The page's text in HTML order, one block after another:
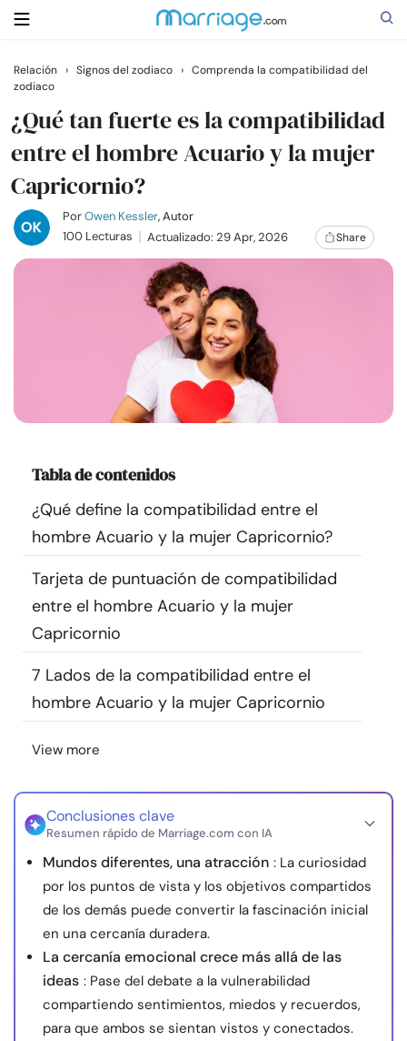
Buscar
Casarse
Relaciones
Familia
Recursos
Comunidad
Encuentra un terapeuta
Idioma
Sobre nosotros Contáctanos Escríbenos
Publicidad con
nosotros
© Copyright 2026. Todos los derechos reservados.
Relación › Signos del zodiaco › Comprenda la compatibilidad del
zodiaco
¿Qué tan fuerte es la compatibilidad
entre el hombre Acuario y la mujer
Capricornio?
PorOwen Kessler, Autor
100 Lecturas
Actualizado: 29 Apr, 2026 Share
Tabla de contenidos
¿Qué define la compatibilidad entre el
hombre Acuario y la mujer Capricornio?
Tarjeta de puntuación de compatibilidad
entre el hombre Acuario y la mujer
Capricornio
7 Lados de la compatibilidad entre el
hombre Acuario y la mujer Capricornio
View more
Conclusiones clave
Resumen rápido de Marriage.com con IA
Mundos diferentes, una atracción : La curiosidad
por los puntos de vista y los objetivos compartidos
de los demás puede convertir la fascinación inicial
en una cercanía duradera.
La cercanía emocional crece más allá de las
ideas : Pase del debate a la vulnerabilidad
compartiendo sentimientos, miedos y recuerdos,
para que ambos se sientan vistos y conectados.